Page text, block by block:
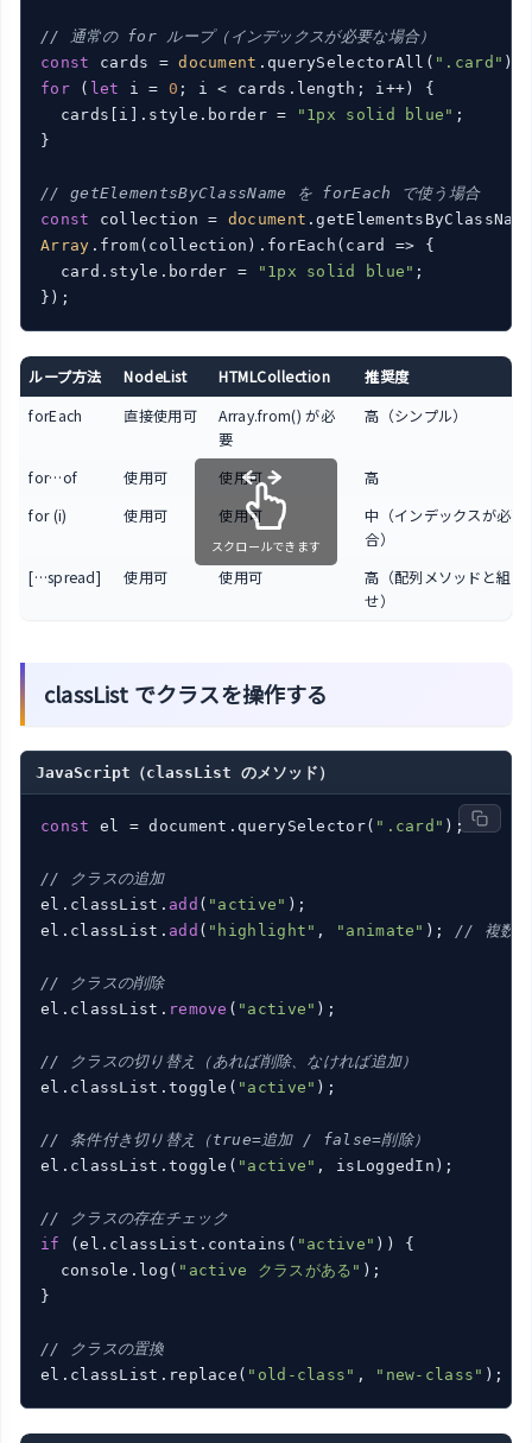
// 通常の for ループ（インデックスが必要な場合）
const cards = document .querySelectorAll( ".card"
for ( let i = 0 ; i < cards.length; i++) {
  cards[i].style.border =
"1px solid blue" ;
}
// getElementsByClassName を forEach で使う場合
const collection = document
Array .from(collection).forEach( card => {
  card.style.border =
"1px solid blue" ;
ループ方法 NodeList HTMLCollection
推奨度
forEach
直接使用可
Array.from() が必
要
高（シンプル）
for…of 使用可 使用可
高
for (i)
使用可 使用可
中（インデックスが必要
合）
[…spread]
使用可 使用可
高（配列メソッドと組み
せ）
スクロールできます
classList でクラスを操作する
JavaScript（classList のメソッド）
const el = document.querySelector( ".card" );
// クラスの追加
el.classList. add ( "active" );
el.classList. add ( "highlight" , "animate" ); // 複数同
// クラスの削除
el.classList. remove ( "active" );
// クラスの切り替え（あれば削除、なければ追加）
el.classList.toggle( "active" );
// 条件付き切り替え（true=追加 / false=削除）
el.classList.toggle( "active" , isLoggedIn);
// クラスの存在チェック
if
(el.classList.contains( "active" )) {
  console.log(
"active クラスがある" );
}
// クラスの置換
el.classList.replace( "old-class" , "new-class"